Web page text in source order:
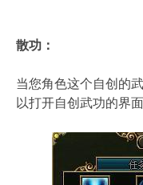
散功：
当您角色这个自创的
以打开自创武功的界